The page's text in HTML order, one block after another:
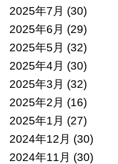
2025年7月 (30)
2025年6月 (29)
2025年5月 (32)
2025年4月 (30)
2025年3月 (32)
2025年2月 (16)
2025年1月 (27)
2024年12月 (30)
2024年11月 (30)